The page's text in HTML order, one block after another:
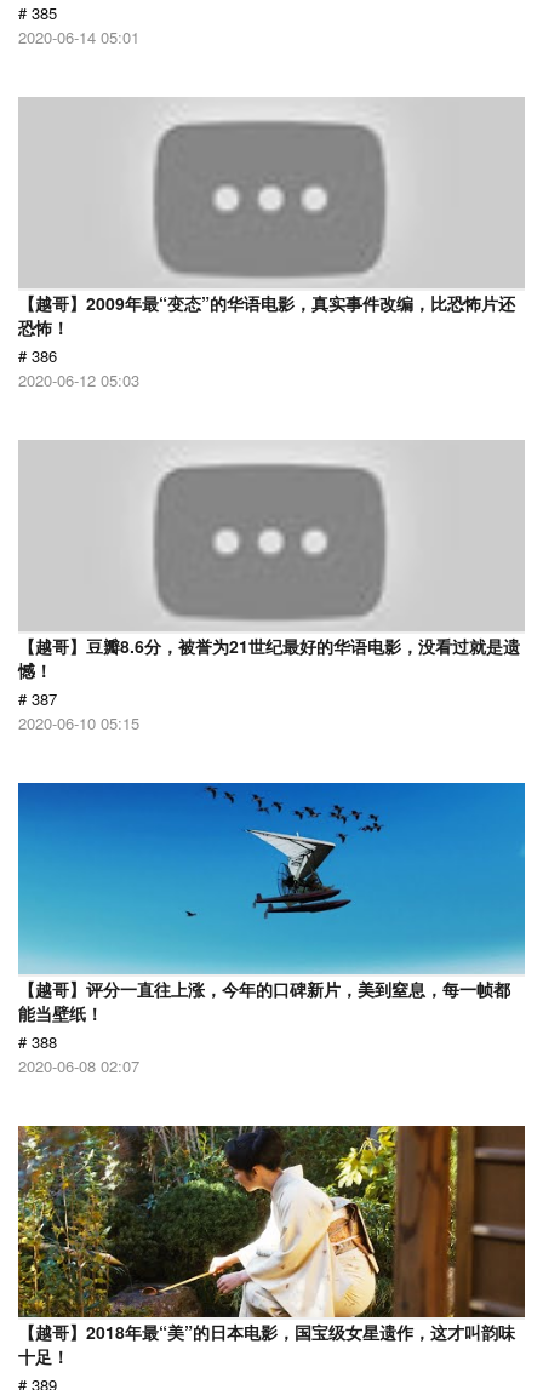
# 385
2020-06-14 05:01
【越哥】2009年最“变态”的华语电影，真实事件改编，比恐怖片还
恐怖！
# 386
2020-06-12 05:03
【越哥】豆瓣8.6分，被誉为21世纪最好的华语电影，没看过就是遗
憾！
# 387
2020-06-10 05:15
【越哥】评分一直往上涨，今年的口碑新片，美到窒息，每一帧都
能当壁纸！
# 388
2020-06-08 02:07
【越哥】2018年最“美”的日本电影，国宝级女星遗作，这才叫韵味
十足！
# 389